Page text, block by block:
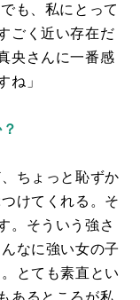
も、私にとって
ごく近い存在だ
央さんに一番感
ね」
ちょっと恥ずか
けてくれる。そ
。そういう強さ
なに強い女の子
とても素直とい
あるところが私